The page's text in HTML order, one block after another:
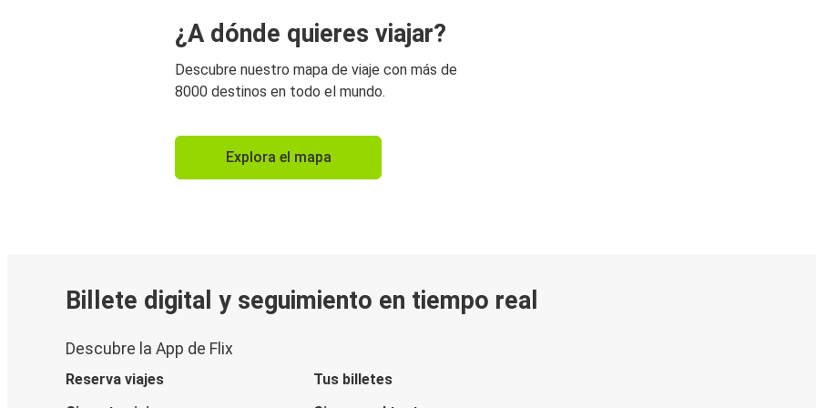
¿A dónde quieres viajar?
Descubre nuestro mapa de viaje con más de
8000 destinos en todo el mundo.
Explora el mapa
Billete digital y seguimiento en tiempo real
Descubre la App de Flix
Reserva viajes
Tus billetes